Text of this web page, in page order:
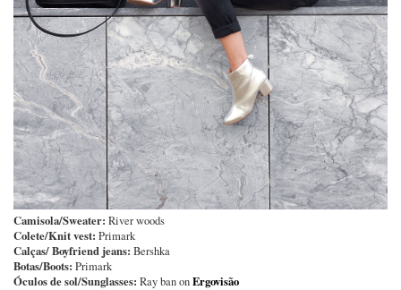
Camisola/Sweater: River woods
Colete/Knit vest: Primark
Calças/ Boyfriend jeans: Bershka
Botas/Boots: Primark
Óculos de sol/Sunglasses: Ray ban onErgovisão